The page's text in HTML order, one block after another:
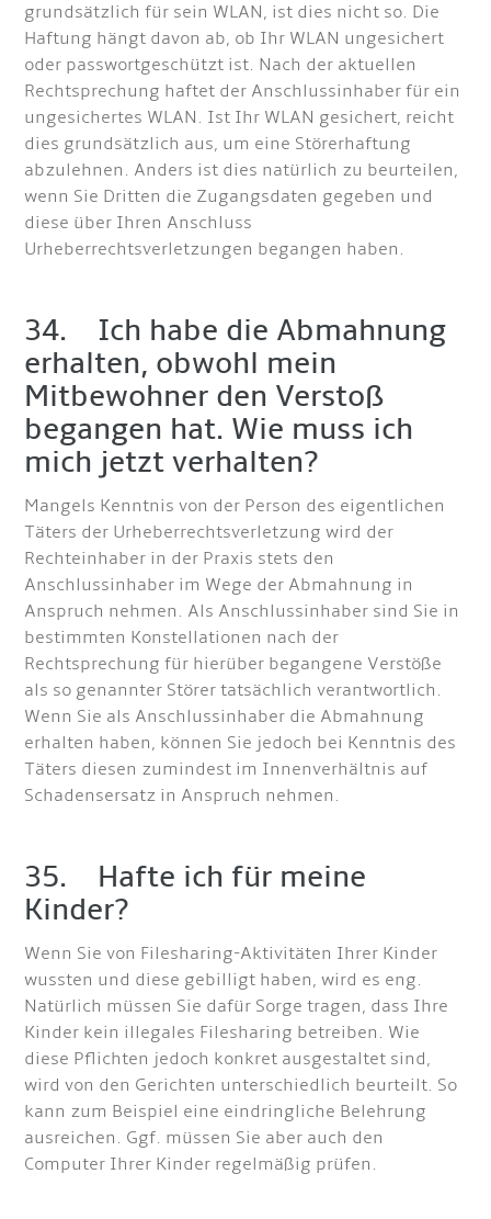
grundsätzlich für sein WLAN, ist dies nicht so. Die
Haftung hängt davon ab, ob Ihr WLAN ungesichert
oder passwortgeschützt ist. Nach der aktuellen
Rechtsprechung haftet der Anschlussinhaber für ein
ungesichertes WLAN. Ist Ihr WLAN gesichert, reicht
dies grundsätzlich aus, um eine Störerhaftung
abzulehnen. Anders ist dies natürlich zu beurteilen,
wenn Sie Dritten die Zugangsdaten gegeben und
diese über Ihren Anschluss
Urheberrechtsverletzungen begangen haben.
34. Ich habe die Abmahnung
erhalten, obwohl mein
Mitbewohner den Verstoß
begangen hat. Wie muss ich
mich jetzt verhalten?
Mangels Kenntnis von der Person des eigentlichen
Täters der Urheberrechtsverletzung wird der
Rechteinhaber in der Praxis stets den
Anschlussinhaber im Wege der Abmahnung in
Anspruch nehmen. Als Anschlussinhaber sind Sie in
bestimmten Konstellationen nach der
Rechtsprechung für hierüber begangene Verstöße
als so genannter Störer tatsächlich verantwortlich.
Wenn Sie als Anschlussinhaber die Abmahnung
erhalten haben, können Sie jedoch bei Kenntnis des
Täters diesen zumindest im Innenverhältnis auf
Schadensersatz in Anspruch nehmen.
35. Hafte ich für meine
Kinder?
Wenn Sie von Filesharing-Aktivitäten Ihrer Kinder
wussten und diese gebilligt haben, wird es eng.
Natürlich müssen Sie dafür Sorge tragen, dass Ihre
Kinder kein illegales Filesharing betreiben. Wie
diese Pflichten jedoch konkret ausgestaltet sind,
wird von den Gerichten unterschiedlich beurteilt. So
kann zum Beispiel eine eindringliche Belehrung
ausreichen. Ggf. müssen Sie aber auch den
Computer Ihrer Kinder regelmäßig prüfen.